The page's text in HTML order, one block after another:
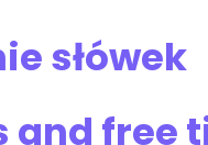
słówek
and free